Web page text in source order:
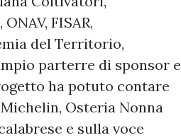
FISAR,
del Territorio,
parterre di sponsor e
ha potuto contare
Osteria Nonna
e sulla voce